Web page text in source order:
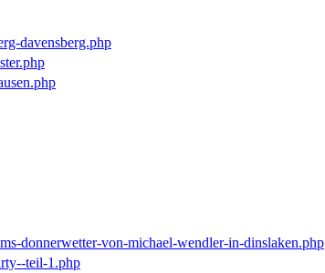
davensberg.php
donnerwetter-von-michael-wendler-in-dinslaken.php
teil-1.php